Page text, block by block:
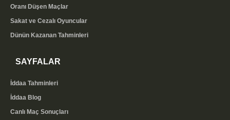
Oranı Düşen Maçlar
Sakat ve Cezalı Oyuncular
Dünün Kazanan Tahminleri
SAYFALAR
İddaa Tahminleri
İddaa Blog
Canlı Maç Sonuçları